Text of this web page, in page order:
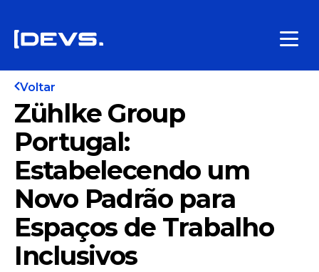
Voltar
Zühlke Group
Portugal:
Estabelecendo um
Novo Padrão para
Espaços de Trabalho
Inclusivos